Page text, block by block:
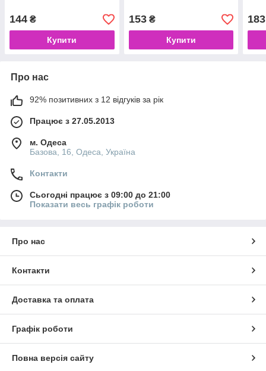
144 ₴
Купити
153₴
Купити
Про нас
92% позитивних з 12 відгуків за рік
Працює з 27.05.2013
м. Одеса
Базова, 16, Одеса, Україна
Контакти
Сьогодні працює з 09:00 до 21:00
Показати весь графік роботи
Про нас
Контакти
Доставка та оплата
Графік роботи
Повна версія сайту